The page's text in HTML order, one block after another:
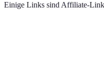
Einige Links sind Affiliate-